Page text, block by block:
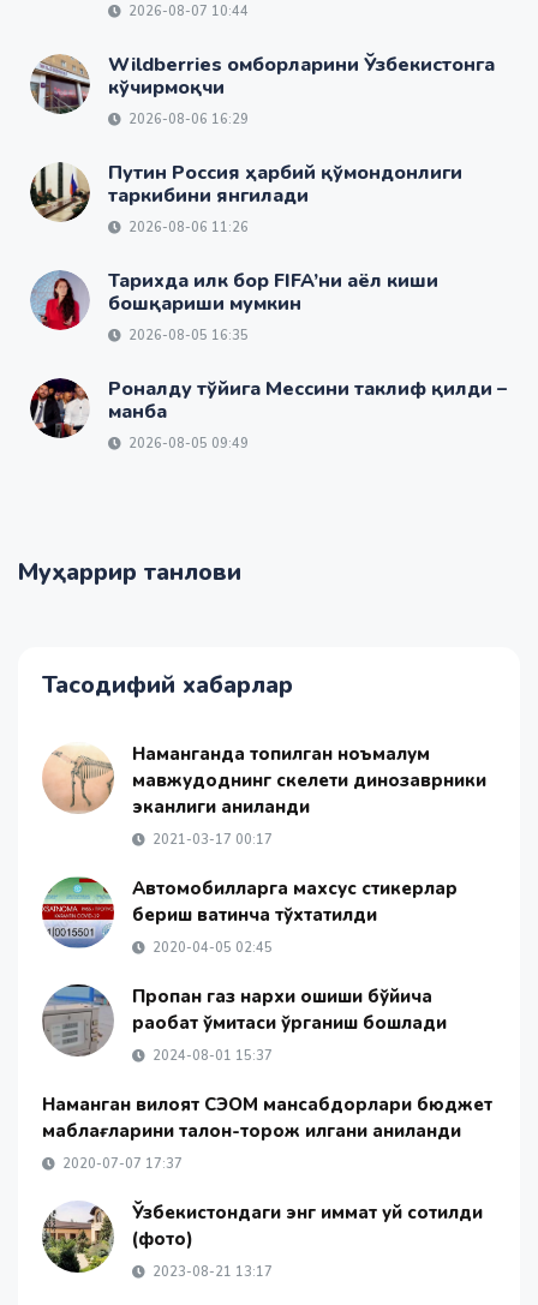
2026-08-07 10:44
Wildberries омборларини Ўзбекистонга
кўчирмоқчи
2026-08-06 16:29
Путин Россия ҳарбий қўмондонлиги
таркибини янгилади
2026-08-06 11:26
Тарихда илк бор FIFA’ни аёл киши
бошқариши мумкин
2026-08-05 16:35
Роналду тўйига Мессини таклиф қилди –
манба
2026-08-05 09:49
Муҳаррир танлови
Тасодифий хабарлар
Наманганда топилган ноъмалум
мавжудоднинг скелети динозаврники
эканлиги аниқланди
2021-03-17 00:17
Автомобилларга махсус стикерлар
бериш вақтинча тўхтатилди
2020-04-05 02:45
Пропан газ нархи ошиши бўйича
рақобат қўмитаси ўрганиш бошлади
2024-08-01 15:37
Наманган вилоят СЭОМ мансабдорлари бюджет
маблағларини талон-торож қилгани аниқланди
2020-07-07 17:37
Ўзбекистондаги энг қиммат уй сотилди
(фото)
2023-08-21 13:17